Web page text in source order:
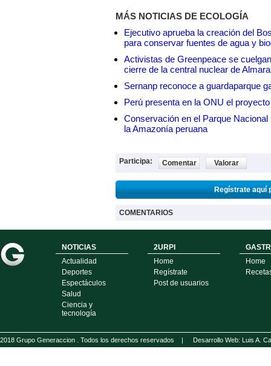
MÁS NOTICIAS DE ECOLOGÍA
Ejecutivo aprueba la creación del
para conservar fuentes de agua y
Activistas de Greenpeace se
cierre de la central nuclear de
Sernanp reconoce a guardaparque
Perú presenta en la ONU el
Conservación en el Parque
la Amazonía peruana
Participa: Comentar Valorar
Regístrate aquí
COMENTARIOS
NOTICIAS
Actualidad
Deportes
Espectáculos
Salud
Ciencia y
tecnología
2URPI
Home
Regístrate
Post de usuarios
Home
2018 Grupo Generaccion . Todos los derechos reservados | Desarrollo Web: Luis